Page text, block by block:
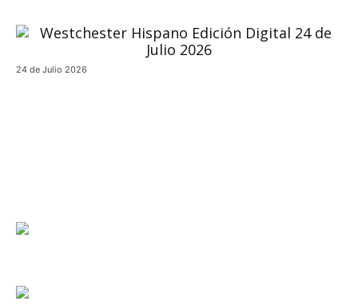
24 de Julio 2026